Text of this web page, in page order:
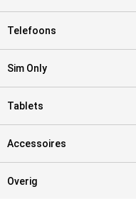
Telefoons
Sim Only
Tablets
Accessoires
Overig